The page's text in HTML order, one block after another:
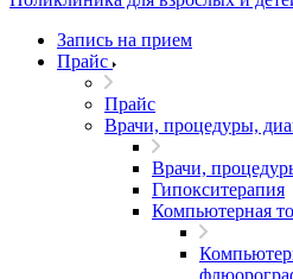
Запись на прием
Прайс
Прайс
Врачи, процедуры,
Врачи,
Гипокситерапия
Компьютерная